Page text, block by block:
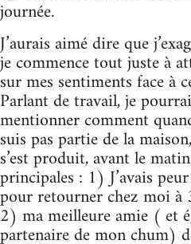
journée.
J’aurais aimé dire que
je commence tout juste à
sur mes sentiments face à
Parlant de travail, je
mentionner comment
suis pas partie de la
s’est produit, avant le
principales : 1) J’avais
pour retourner chez moi à
2) ma meilleure amie ( et
partenaire de mon chum)